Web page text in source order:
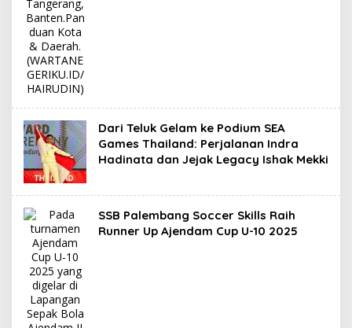
Dari Teluk Gelam ke Podium SEA
Games Thailand: Perjalanan Indra
Hadinata dan Jejak Legacy Ishak Mekki
SSB Palembang Soccer Skills Raih
Runner Up Ajendam Cup U-10 2025